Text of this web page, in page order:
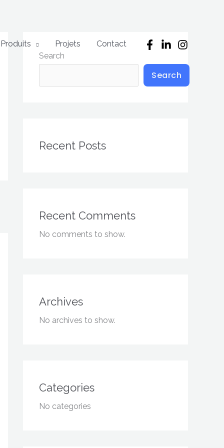
Produits Projets Contact
Search
Search
Recent Posts
Recent Comments
No comments to show.
Archives
No archives to show.
Categories
No categories